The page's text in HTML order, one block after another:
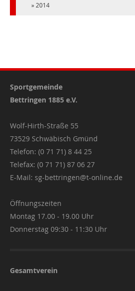
2014
Sportgemeinde
Bettringen 1885 e.V.
Wolf-Hirth-Straße 55
73529 Schwäbisch Gmünd
Telefon: (0 71 71) 8 44 25
Telefax: (0 71 71) 87 06 27
E-Mail: sg-bettringen@t-online.de
Öffnungszeiten
Montag 17.00 - 19.00 Uhr
Donnerstag 09:30 - 11:30 Uhr
Gesamtverein